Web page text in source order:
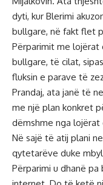
dyti, kur Blerimi
bullgare, në fakt flet
Përparimit me lojërat
bullgare, të cilat,
fluksin e parave të
Prandaj, ata janë të
me një plan konkret
dëmshme nga
Në sajë të atij plani
qytetarëve duke
Përparimi u dhanë